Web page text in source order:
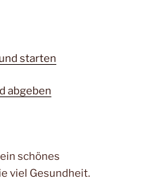
starten
abgeben
schönes
viel Gesundheit.